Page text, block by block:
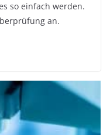
so einfach werden.
an.